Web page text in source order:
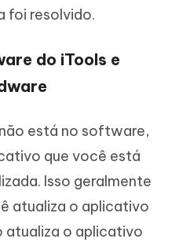
foi resolvido.
do iTools e
está no software,
que você está
Isso geralmente
atualiza o aplicativo
atualiza o aplicativo